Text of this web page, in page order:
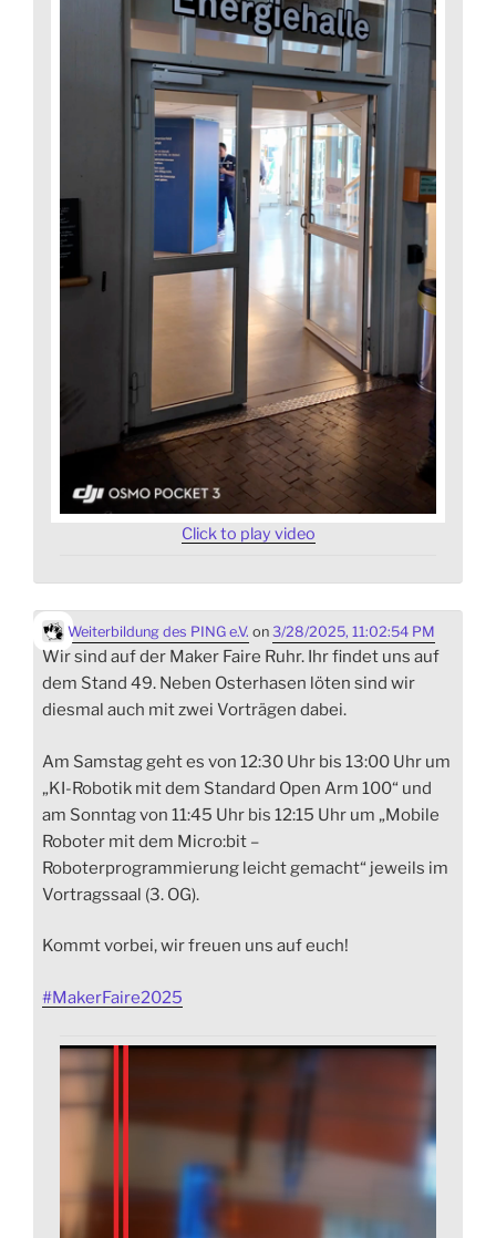
Click to play video
Weiterbildung des PING e.V. on 3/28/2025, 11:02:54 PM
Wir sind auf der Maker Faire Ruhr. Ihr findet uns auf
dem Stand 49. Neben Osterhasen löten sind wir
diesmal auch mit zwei Vorträgen dabei.
Am Samstag geht es von 12:30 Uhr bis 13:00 Uhr um
„KI-Robotik mit dem Standard Open Arm 100“ und
am Sonntag von 11:45 Uhr bis 12:15 Uhr um „Mobile
Roboter mit dem Micro:bit –
Roboterprogrammierung leicht gemacht“ jeweils im
Vortragssaal (3. OG).
Kommt vorbei, wir freuen uns auf euch!
#MakerFaire2025